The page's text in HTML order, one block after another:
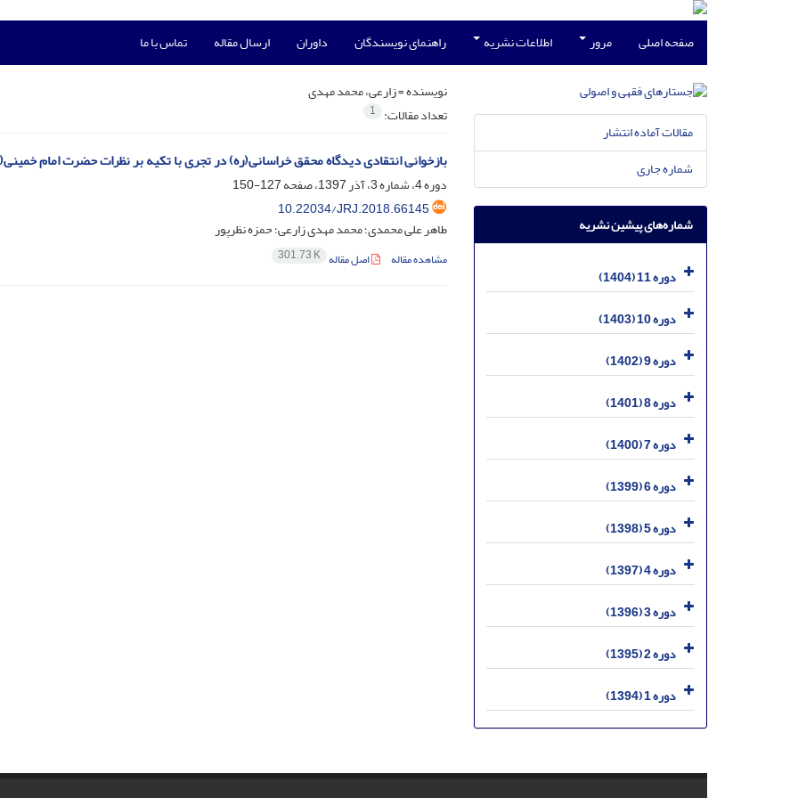
صفحه اصلی مرور اطلاعات نشریه راهنمای نویسندگان داوران ارسال مقاله تماس با ما
نویسنده =زارعی، محمد مهدی
تعداد مقالات: 1
بازخوانی انتقادی دیدگاه محقق خراسانی(ره) در تجری با تکیه بر نظرات حضرت امام
دوره 4، شماره 3، آذر 1397، صفحه
127-150
10.22034/JRJ.2018.66145
طاهر علی محمدی؛ محمد مهدی زارعی؛ حمزه نظرپور
مشاهده مقاله اصل مقاله 301.73 K
مقالات آماده انتشار
شماره جاری
شماره‌های پیشین نشریه
دوره 11 (1404)
دوره 10 (1403)
دوره 9 (1402)
دوره 8 (1401)
دوره 7 (1400)
دوره 6 (1399)
دوره 5 (1398)
دوره 4 (1397)
دوره 3 (1396)
دوره 2 (1395)
دوره 1 (1394)